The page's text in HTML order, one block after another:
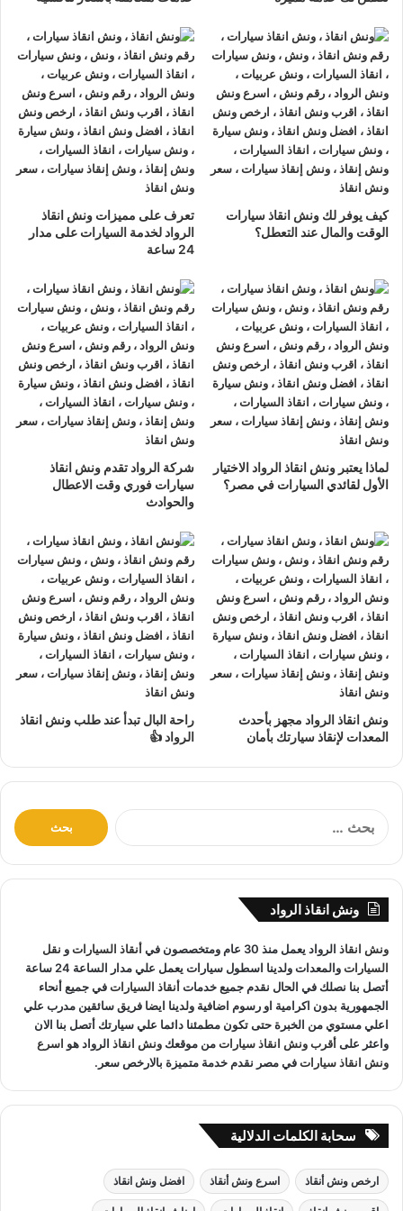
من عمليةالإنقاذ.
ونش انقاذ سيارات
معونش انقاذالرواد لم يعد هناك وقت غير مناسب لطلب المساعدة
فنحن ندرك ان الاعطال لا تخطر بموعد، لذلك نقدم لك خدمةانقاذ
سياراتو ونش انقاذ
24 ساعة طوال أيام الأسبوع، لضمان ان
سيارتك لن تبقى عالقة في الطريق.
فريقنا جاهز دائما للتدخل الفوري باستخدام احدث معدات
السلامة سواء كان لديك عطل ميكانيكي او حادث طفيف او اي
مشكلة اخري تمنع سيارتك من الحركة فانونش انقاذالرواد يعمل
علي مدار 24 ساعة.
كما نقدم استشارات عبر الهاتف ليمكنك معرفة الحل المناسب قبل
وصولونش انقاذ السياراتمما يوفر عليك الوقت ويقلل من اي توتر
محتمل عند مواجهة الأعطال المفاجئة.
ونش انقاذ قريب مني
المساعدة اسرع من اي وقت مضى وهذه الخدمة صممت خصيصا
لتلبية حاجتك للوصول الفوري إلى
اقرب ونش انقاذمتاح بالقرب
منك، سواء كنت في قلب المدينة او على الطرق السريعة.
فريق ونش انقاذ الروادمجهز بالكامل بالادوات والمعدات الازمة
للتعامل مع اي نوع من الاعطال مع الالتزام التام بسلامة السيارة و
ممتلكاتك.
ارخص ونش أنقاذ، اسرع ونش أنقاذ، افضل ونش انقاذ، اقرب ونش انقاذ، انقاذ
السيارات، اوناش انقاذ السيارات، تليفون ونش أنقاذ، تليفون ونش أنقاذ
سيارات، رقم ونش أنقاذ، رقم ونش أنقاذ سيارات، ريكفري، ونش، ونش أنقاذ
سيارات، ونش إنقاذ، ونش انقاذ طريق، ونش سيارات، ونش عربيات، ونش نقل
سيارات،
خدمة ونش فورية
مع خدمة ونش فورية من شركة ونش الرواد، لا داعي للانتظار
الدعم السريع والفوري، بحيث يمكن لفريق الونش الوصول إليك في
كيف يوفر لك ونش انقاذ سيارات
الوقت والمال عند التعطل؟
تعرف على مميزات ونش انقاذ
الرواد لخدمة السيارات على مدار
24 ساعة
لماذا يعتبر ونش انقاذ الرواد الاختيار
الأول لقائدي السيارات في مصر؟
شركة الرواد تقدم ونش انقاذ
سيارات فوري وقت الاعطال
والحوادث
ونش انقاذ الرواد مجهز بأحدث
المعدات لإنقاذ سيارتك بأمان
راحة البال تبدأ عند طلب ونش انقاذ
الرواد 👍
:
ونش انقاذ الرواد
ونش انقاذ الرواد يعمل منذ 30 عام ومتخصصون في أنقاذ السياراتو نقل
السيارات
والمعدات ولدينا اسطول سيارات يعمل علي مدار الساعة 24 ساعة
أتصل بنا نصلك في الحال نقدم جميع خدماتأنقاذ السياراتفي جميع أنحاء
الجمهورية بدون اكرامية او رسوم اضافية ولدينا ايضا فريق سائقين مدرب علي
اعلي مستوي من الخبرة حتى تكون مطمئنا دائما علي سيارتك أتصل بنا الان
واعثر علىأقرب ونش انقاذ سياراتمن موقعك ونش انقاذ الرواد هو اسرع
ونش انقاذ سياراتفي مصر نقدم خدمة متميزة بالارخص سعر.
سحابة الكلمات الدلالية
ارخص ونش أنقاذ اسرع ونش أنقاذ افضل ونش انقاذ